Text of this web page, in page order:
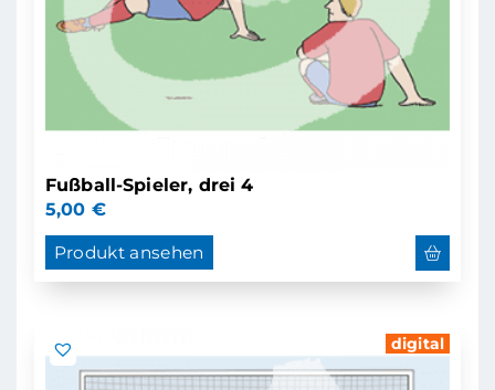
Fußball-Spieler, drei 4
5,00 €
Produkt ansehen
digital